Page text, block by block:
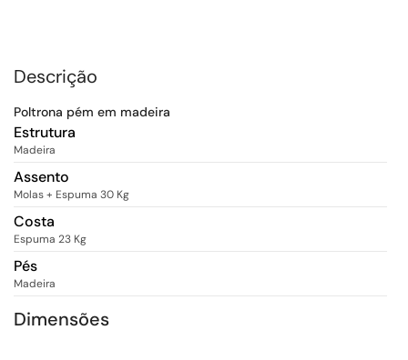
Descrição
Poltrona pém em madeira
Estrutura
Madeira
Assento
Molas + Espuma 30 Kg
Costa
Espuma 23 Kg
Pés
Madeira
Dimensões